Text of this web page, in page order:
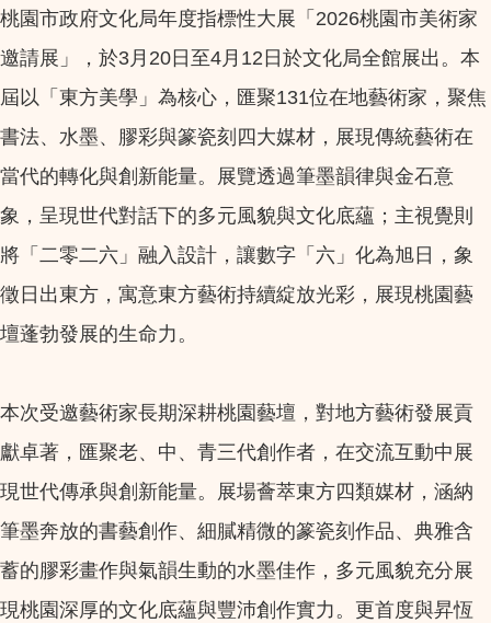
桃園市政府文化局年度指標性大展「2026桃園市美術家
邀請展」，於3月20日至4月12日於文化局全館展出。本
屆以「東方美學」為核心，匯聚131位在地藝術家，聚焦
書法、水墨、膠彩與篆瓷刻四大媒材，展現傳統藝術在
當代的轉化與創新能量。展覽透過筆墨韻律與金石意
象，呈現世代對話下的多元風貌與文化底蘊；主視覺則
將「二零二六」融入設計，讓數字「六」化為旭日，象
徵日出東方，寓意東方藝術持續綻放光彩，展現桃園藝
壇蓬勃發展的生命力。
本次受邀藝術家長期深耕桃園藝壇，對地方藝術發展貢
獻卓著，匯聚老、中、青三代創作者，在交流互動中展
現世代傳承與創新能量。展場薈萃東方四類媒材，涵納
筆墨奔放的書藝創作、細膩精微的篆瓷刻作品、典雅含
蓄的膠彩畫作與氣韻生動的水墨佳作，多元風貌充分展
現桃園深厚的文化底蘊與豐沛創作實力。更首度與昇恆